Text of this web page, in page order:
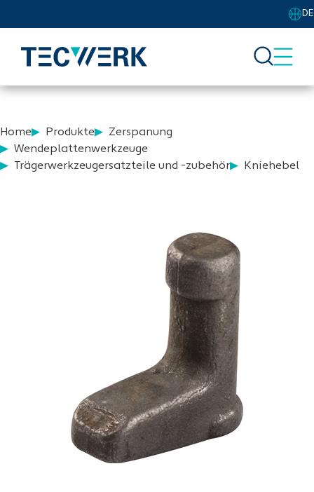
DE
Home Produkte
Zerspanung
Wendeplattenwerkzeuge
Trägerwerkzeugersatzteile und -zubehör
Kniehebel